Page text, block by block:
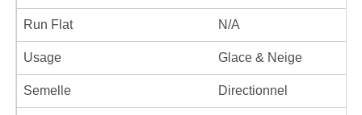
Run Flat N/A
Usage Glace & Neige
Semelle Directionnel